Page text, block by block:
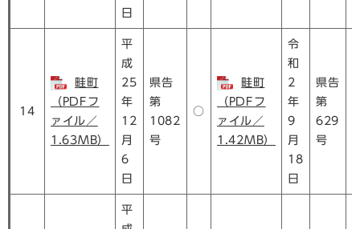
日
14
畦町
（PDFフ
ァイル／
1.63MB）
平
成
25
年
12
月
6
日
県告
第
1082
号
○
畦町
（PDFフ
ァイル／
1.42MB）
令
和
2
年
9
月
18
日
県告
第
629
号
平